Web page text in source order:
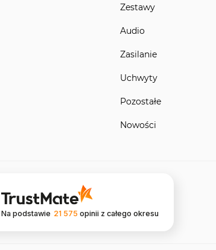
Zestawy
Audio
Zasilanie
Uchwyty
Pozostałe
Nowości
Na podstawie 21 575 opinii z całego okresu